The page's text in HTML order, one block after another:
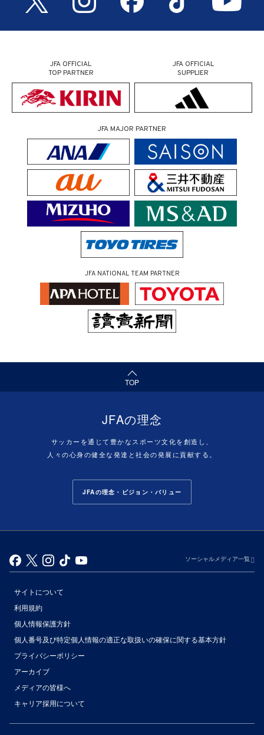
JFA OFFICIAL
TOP PARTNER
JFA OFFICIAL
SUPPLIER
JFA MAJOR PARTNER
JFA NATIONAL TEAM PARTNER
TOP
（ページの先頭へ）
JFAの理念
サッカーを通じて豊かなスポーツ文化を創造し、
人々の心身の健全な発達と社会の発展に貢献する。
JFAの理念・ビジョン・バリュー
ソーシャルメディア一覧
サイトについて
利用規約
個人情報保護方針
個人番号及び特定個人情報の適正な取扱いの確保に関する基本方針
プライバシーポリシー
アーカイブ
メディアの皆様へ
キャリア採用について